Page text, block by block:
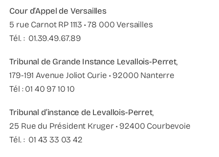
Cour d’Appel de Versailles
5 rue Carnot RP 1113 • 78 000 Versailles
Tél. : 01.39.49.67.89
Tribunal de Grande Instance Levallois-Perret,
179-191 Avenue Joliot Curie • 92000 Nanterre
Tél : 01 40 97 10 10
Tribunal d’instance de Levallois-Perret,
25 Rue du Président Kruger • 92400 Courbevoie
Tél. : 01 43 33 03 42